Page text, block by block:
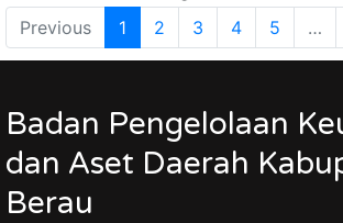
Previous
1 2 3 4 5 …
Badan Pengelolaan
dan Aset Daerah
Berau